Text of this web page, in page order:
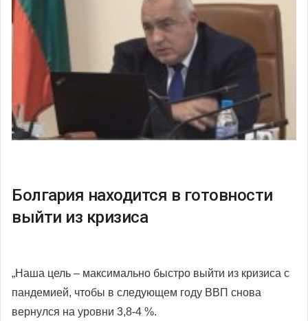
Болгария находится в готовности
выйти из кризиса
„Наша цель – максимально быстро выйти из кризиса с
пандемией, чтобы в следующем году ВВП снова
вернулся на уровни 3,8-4 %.